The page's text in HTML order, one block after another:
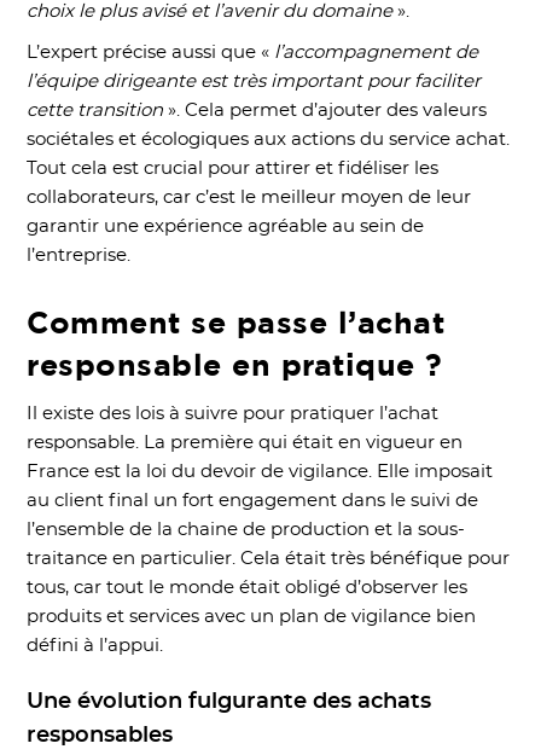
choix le plus avisé et l’avenir du domaine».
L’expert précise aussi que « l’accompagnement de
l’équipe dirigeante est très important pour faciliter
cette transition ». Cela permet d’ajouter des valeurs
sociétales et écologiques aux actions du service achat.
Tout cela est crucial pour attirer et fidéliser les
collaborateurs, car c’est le meilleur moyen de leur
garantir une expérience agréable au sein de
l’entreprise.
​Comment se passe l’achat
responsable en pratique ?
Il existe des lois à suivre pour pratiquer l’achat
responsable. La première qui était en vigueur en
France est la loi du devoir de vigilance. Elle imposait
au client final un fort engagement dans le suivi de
l’ensemble de la chaine de production et la sous-
traitance en particulier. Cela était très bénéfique pour
tous, car tout le monde était obligé d’observer les
produits et services avec un plan de vigilance bien
défini à l’appui.
Une évolution fulgurante des achats
responsables